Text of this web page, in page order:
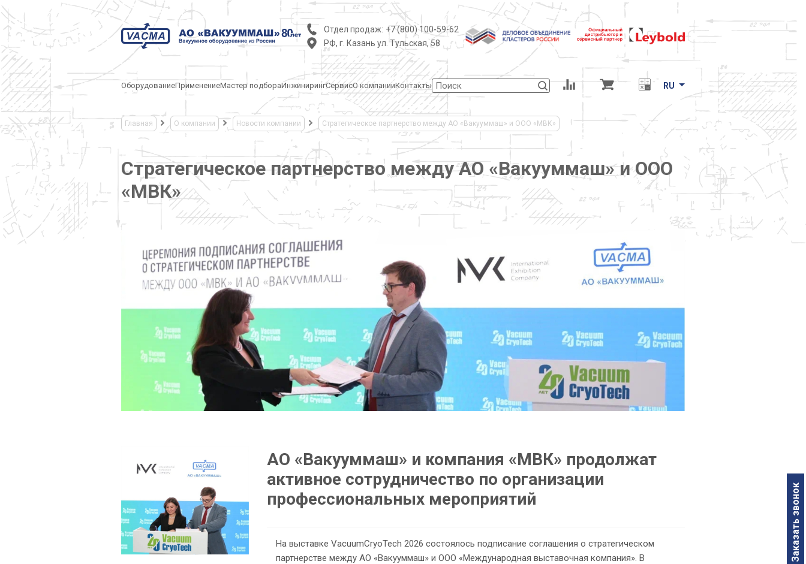
Заказать звонок
Отдел продаж: +7 (800) 100-59-62
РФ, г. Казань ул. Тульская, 58
ОборудованиеПрименениеМастер подбораИнжинирингСервисО компанииКонтакты RU
Главная О компании Новости компании Стратегическое партнерство между АО «Вакууммаш» и ООО «МВК»
Стратегическое партнерство между АО «Вакууммаш» и ООО
«МВК»
АО «Вакууммаш» и компания «МВК» продолжат
активное сотрудничество по организации
профессиональных мероприятий
На выставке VacuumCryoTech 2026 состоялось подписание соглашения о стратегическом
партнерстве между АО «Вакууммаш» и ООО «Международная выставочная компания». В